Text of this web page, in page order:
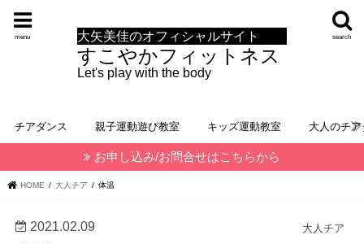
大矢美佳のオフィシャルサイト
すこやかフィットネス
Let's play with the body
search
menu
チアダンス 親子運動遊び教室 キッズ運動教室 大人のチ
お申し込み/お問合せはこちらから
HOME 大人チア 体温
大人チア
2021.02.09